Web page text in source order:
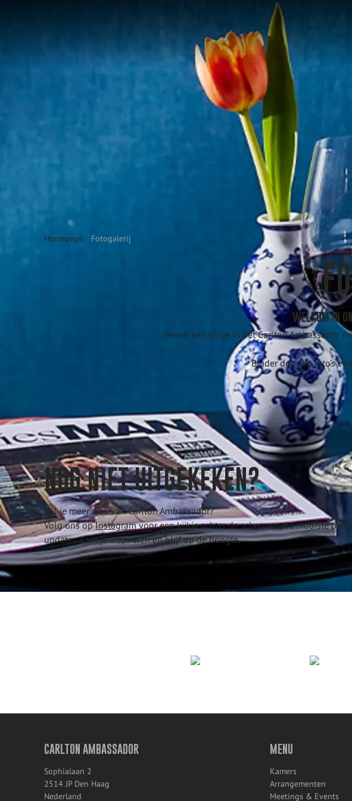
Homepage Fotogalerij
WELKOM IN
Neem een kijkje in het Carlton Ambassador
Blader door de foto’s
NOG NIET UITGEKEKEN?
Wil je meer zien van Carlton Ambassador?
Volg ons opInstagramvoor een kijkje achter de schermen, de mooiste
updates. Laat je inspireren en blijf op de hoogte.
CARLTON AMBASSADOR
Sophialaan 2
2514 JP Den Haag
Nederland
MENU
Kamers
Arrangementen
Meetings & Events